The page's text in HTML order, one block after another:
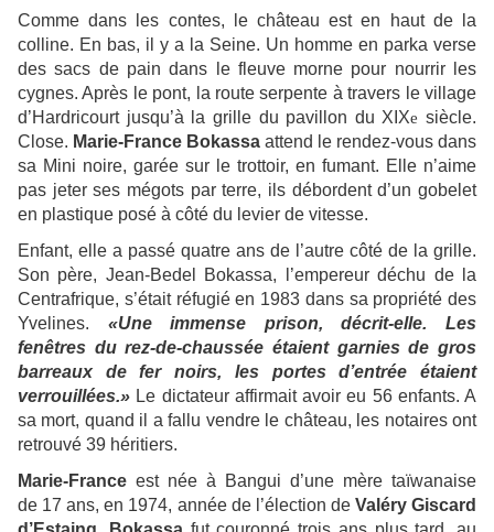
Comme dans les contes, le château est en haut de la
colline. En bas, il y a la Seine. Un homme en parka verse
des sacs de pain dans le fleuve morne pour nourrir les
cygnes. Après le pont, la route serpente à travers le village
d’Hardricourt jusqu’à la grille du pavillon du XIXe siècle.
Close. Marie-France Bokassa attend le rendez-vous dans
sa Mini noire, garée sur le trottoir, en fumant. Elle n’aime
pas jeter ses mégots par terre, ils débordent d’un gobelet
en plastique posé à côté du levier de vitesse.
Enfant, elle a passé quatre ans de l’autre côté de la grille.
Son père, Jean-Bedel Bokassa, l’empereur déchu de la
Centrafrique, s’était réfugié en 1983 dans sa propriété des
Yvelines.
«Une immense prison, décrit-elle. Les
fenêtres du rez-de-chaussée étaient garnies de gros
barreaux de fer noirs, les portes d’entrée étaient
verrouillées.» Le dictateur affirmait avoir eu 56 enfants. A
sa mort, quand il a fallu vendre le château, les notaires ont
retrouvé 39 héritiers.
Marie-France est née à Bangui d’une mère taïwanaise
de 17 ans, en 1974, année de l’élection de Valéry Giscard